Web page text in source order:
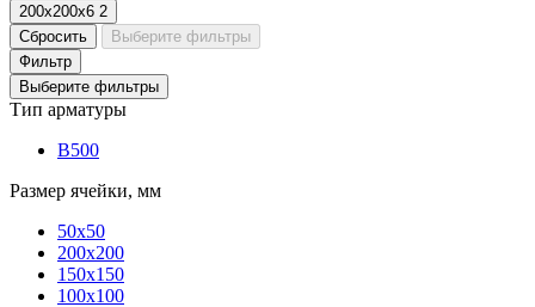
200х200х6 2
Сбросить
Выберите фильтры
Фильтр
Выберите фильтры
Тип арматуры
В500
Размер ячейки, мм
50х50
200х200
150х150
100х100